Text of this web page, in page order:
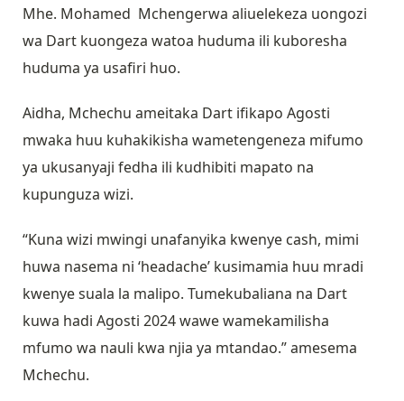
Mhe. Mohamed Mchengerwa aliuelekeza uongozi
wa Dart kuongeza watoa huduma ili kuboresha
huduma ya usafiri huo.
Aidha, Mchechu ameitaka Dart ifikapo Agosti
mwaka huu kuhakikisha wametengeneza mifumo
ya ukusanyaji fedha ili kudhibiti mapato na
kupunguza wizi.
“Kuna wizi mwingi unafanyika kwenye cash, mimi
huwa nasema ni ‘headache’ kusimamia huu mradi
kwenye suala la malipo. Tumekubaliana na Dart
kuwa hadi Agosti 2024 wawe wamekamilisha
mfumo wa nauli kwa njia ya mtandao.” amesema
Mchechu.